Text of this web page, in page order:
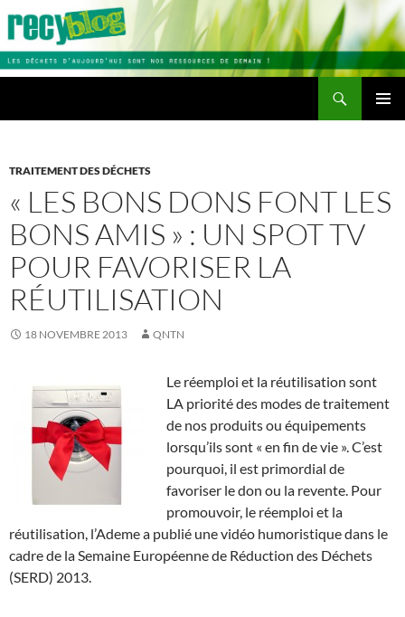
Aller
contenu
TRAITEMENT DES DÉCHETS
« LES BONS DONS FONT LES
BONS AMIS » : UN SPOT TV
POUR FAVORISER LA
RÉUTILISATION
18 NOVEMBRE 2013 QNTN
Le réemploi et la réutilisation sont
LA priorité des modes de traitement
de nos produits ou équipements
lorsqu’ils sont « en fin de vie ». C’est
pourquoi, il est primordial de
favoriser le don ou la revente. Pour
promouvoir, le réemploi et la
réutilisation, l’Ademe a publié une vidéo humoristique dans le
cadre de la Semaine Européenne de Réduction des Déchets
(SERD) 2013.